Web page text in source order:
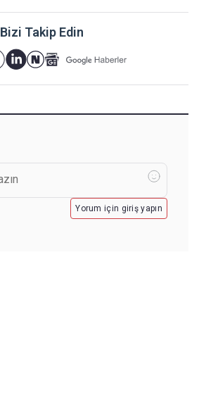
Bizi Takip Edin
Yorum için giriş yapın